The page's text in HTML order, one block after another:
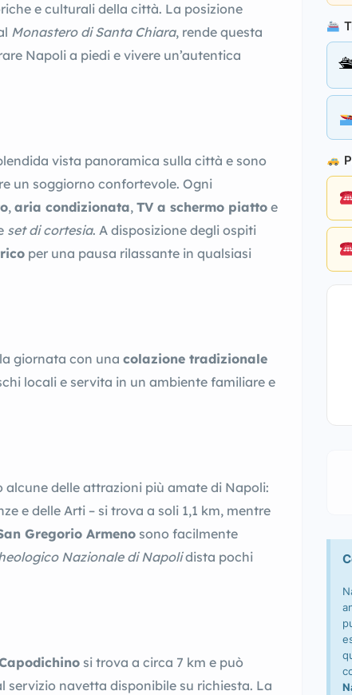
e culturali della città. La posizione
Monastero di Santa Chiara, rende questa
Napoli a piedi e vivere un’autentica
vista panoramica sulla città e sono
un soggiorno confortevole. Ogni
, aria condizionata, TV a schermo piatto e
set di cortesia. A disposizione degli ospiti
per una pausa rilassante in qualsiasi
giornata con una colazione tradizionale
locali e servita in un ambiente familiare e
alcune delle attrazioni più amate di Napoli:
e delle Arti – si trova a soli 1,1 km, mentre
Gregorio Armeno sono facilmente
Nazionale di Napolidista pochi
si trova a circa 7 km e può
servizio navetta disponibile su richiesta. La